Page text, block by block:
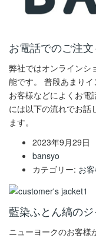
お電話でのご注
弊社ではオンラインシ
能です。 普段あまり
お客様などによくお電
には以下の流れでお話
ます。
2023年9月29日
bansyo
カテゴリー: お
藍染ふとん縞のジ
ニューヨークのお客様